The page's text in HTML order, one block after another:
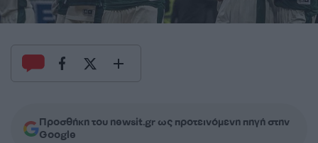
Προσθήκη του newsit.gr ως προτεινόμενη πηγή στην
Google